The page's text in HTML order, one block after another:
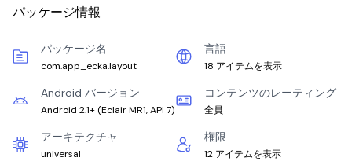
パッケージ情報
パッケージ名
com.app_ecka.layout
言語
18 アイテムを表示
Android バージョン
Android 2.1+ (Eclair MR1, API 7)
コンテンツのレーティング
全員
アーキテクチャ
universal
権限
12 アイテムを表示